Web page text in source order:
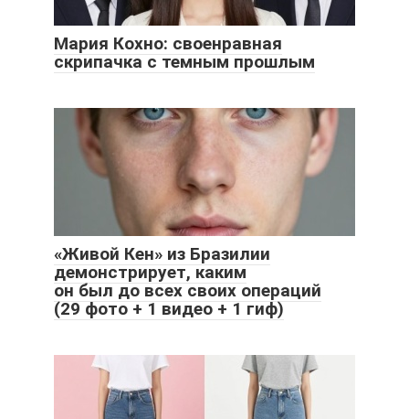
Мария Кохно: своенравная
скрипачка с темным прошлым
«Живой Кен» из Бразилии
демонстрирует, каким
он был до всех своих операций
(29 фото + 1 видео + 1 гиф)